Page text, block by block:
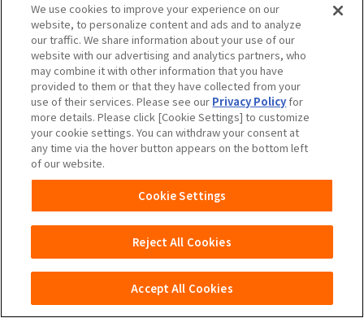
マミーポコパンツ
We use cookies to improve your experience on our
website, to personalize content and ads and to analyze
our traffic. We share information about your use of our
website with our advertising and analytics partners, who
may combine it with other information that you have
provided to them or that they have collected from your
use of their services. Please see our Privacy Policyfor
more details. Please click [Cookie Settings] to customize
your cookie settings. You can withdraw your consent at
any time via the hover button appears on the bottom left
of our website.
Cookie Settings
Reject All Cookies
Accept All Cookies